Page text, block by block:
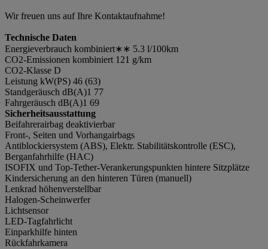
Wir freuen uns auf Ihre Kontaktaufnahme!
Technische Daten
Energieverbrauch kombiniert∗∗ 5.3 l/100km
CO2-Emissionen kombiniert 121 g/km
CO2-Klasse D
Leistung kW(PS) 46 (63)
Standgeräusch dB(A)1 77
Fahrgeräusch dB(A)1 69
Sicherheitsausstattung
Beifahrerairbag deaktivierbar
Front-, Seiten und Vorhangairbags
Antiblockiersystem (ABS), Elektr. Stabilitätskontrolle (ESC),
Berganfahrhilfe (HAC)
ISOFIX und Top-Tether-Verankerungspunkten hintere Sitzplätze
Kindersicherung an den hinteren Türen (manuell)
Lenkrad höhenverstellbar
Halogen-Scheinwerfer
Lichtsensor
LED-Tagfahrlicht
Einparkhilfe hinten
Rückfahrkamera